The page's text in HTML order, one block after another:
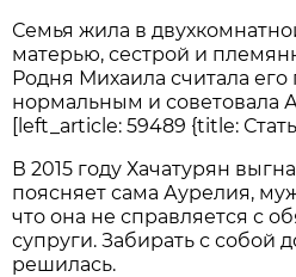
Семья жила в
матерью, сестрой и
Родня Михаила считала
нормальным и советовала
[left_article: 59489 {title:
В 2015 году Хачатурян
поясняет сама Аурелия,
что она не справляется с
супруги. Забирать с собой
решилась.